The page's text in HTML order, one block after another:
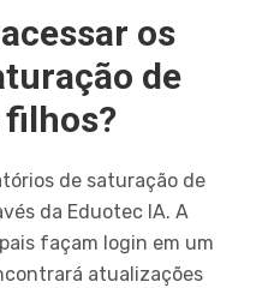
os
de
filhos?
de saturação de
da Eduotec IA. A
façam login em um
atualizações